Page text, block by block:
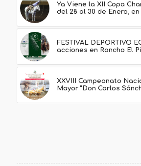
Ya Viene la XII Copa
del 28 al 30 de Enero, en
FESTIVAL DEPORTIVO
acciones en Rancho El
XXVIII Campeonato
Mayor “Don Carlos